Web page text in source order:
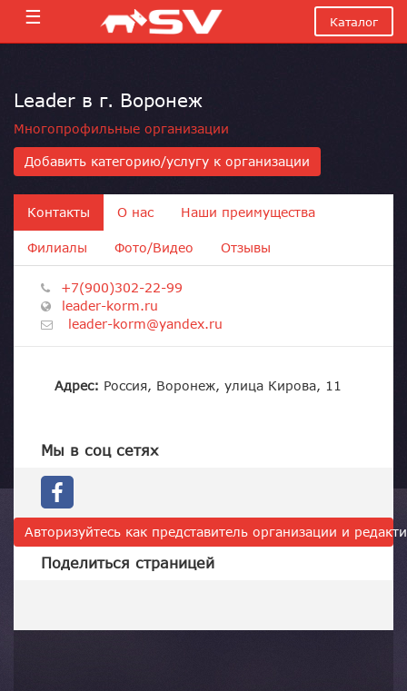
☰ Каталог
Leader в г. Воронеж
Многопрофильные организации
Добавить категорию/услугу к организации
Контакты О нас Наши преимущества
Филиалы Фото/Видео Отзывы
+7(900)302-22-99
leader-korm.ru
leader-korm@yandex.ru
Адрес: Россия, Воронеж, улица Кирова, 11
Мы в соц сетях
Авторизуйтесь как представитель организации и
Поделиться страницей